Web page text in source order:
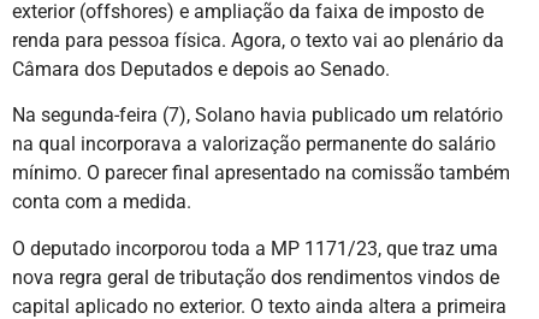
exterior (offshores) e ampliação da faixa de imposto de
renda para pessoa física. Agora, o texto vai ao plenário da
Câmara dos Deputados e depois ao Senado.
Na segunda-feira (7), Solano havia publicado um relatório
na qual incorporava a valorização permanente do salário
mínimo. O parecer final apresentado na comissão também
conta com a medida.
O deputado incorporou toda a MP 1171/23, que traz uma
nova regra geral de tributação dos rendimentos vindos de
capital aplicado no exterior. O texto ainda altera a primeira